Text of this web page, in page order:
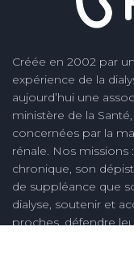
Créée en 2002 par
expérience de la
aujourd’hui une
ministère de la
concernées par la
rénale. Nos missions
chronique, son
de suppléance que
dialyse, soutenir et
proches, défendre